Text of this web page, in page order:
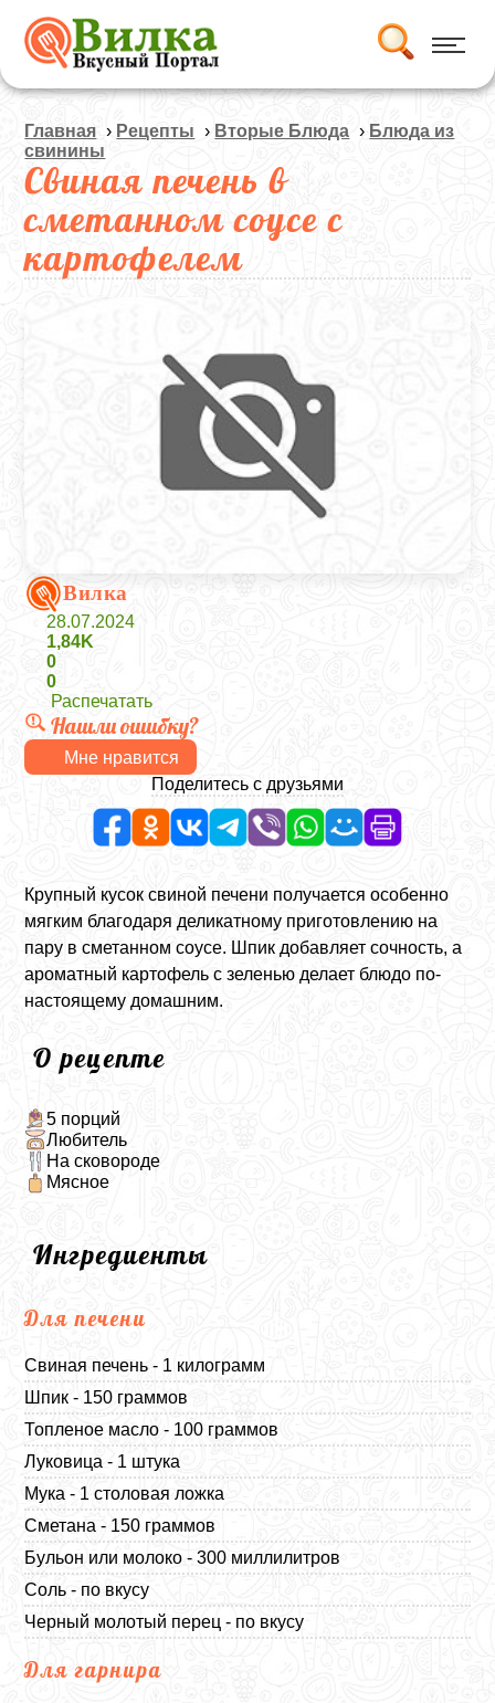
Главная › Рецепты › Вторые Блюда › Блюда из
свинины
Свиная печень в
сметанном соусе с
картофелем
Вилка
28.07.2024
1,84K
0
0
Распечатать
Нашли ошибку?
Мне нравится
Поделитесь с друзьями
Крупный кусок свиной печени получается особенно
мягким благодаря деликатному приготовлению на
пару в сметанном соусе. Шпик добавляет сочность, а
ароматный картофель с зеленью делает блюдо по-
настоящему домашним.
О рецепте
5 порций
Любитель
На сковороде
Мясное
Ингредиенты
Для печени
Свиная печень - 1 килограмм
Шпик - 150 граммов
Топленое масло - 100 граммов
Луковица - 1 штука
Мука - 1 столовая ложка
Сметана - 150 граммов
Бульон или молоко - 300 миллилитров
Соль - по вкусу
Черный молотый перец - по вкусу
Для гарнира